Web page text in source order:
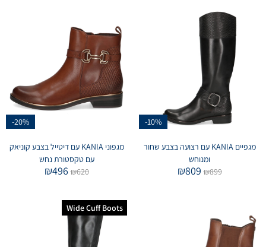
-10%
מגפיים KANIA עם רצועה בצבע שחור
ומנוחש
₪899
₪809
-20%
מגפוני KANIA עם דיטייל בצבע קוניאק
עם טקסטורת נחש
₪620
₪496
Wide Cuff Boots